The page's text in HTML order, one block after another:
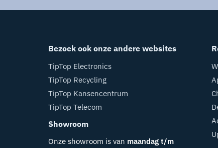
Bezoek ook onze andere websites
TipTop Electronics
TipTop Recycling
TipTop Kansencentrum
TipTop Telecom
Showroom
Onze showroom is van maandag t/m